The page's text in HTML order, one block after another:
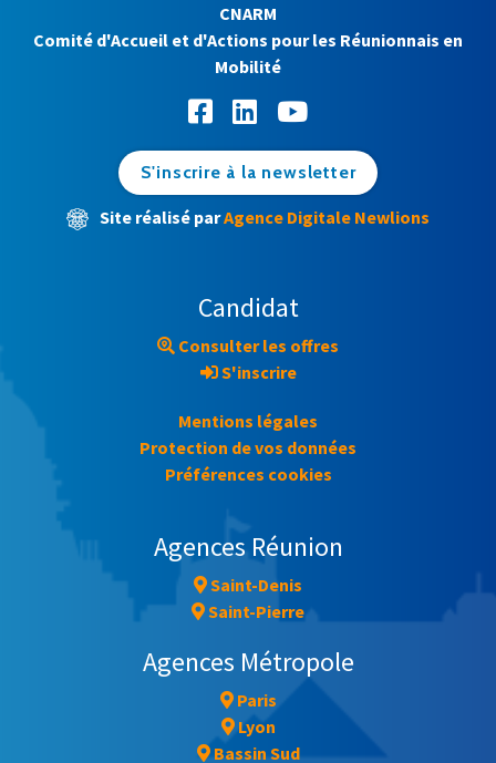
Agences Réunion
Saint-Denis
Saint-Pierre
Agences Métropole
Paris
Lyon
Bassin Sud
CNARM
Comité d'Accueil et d'Actions pour les Réunionnais en
Mobilité
S'inscrire à la newsletter
Site réalisé parAgence Digitale Newlions
Candidat
Consulter les offres
S'inscrire
Mentions légales
Protection de vos données
Préférences cookies